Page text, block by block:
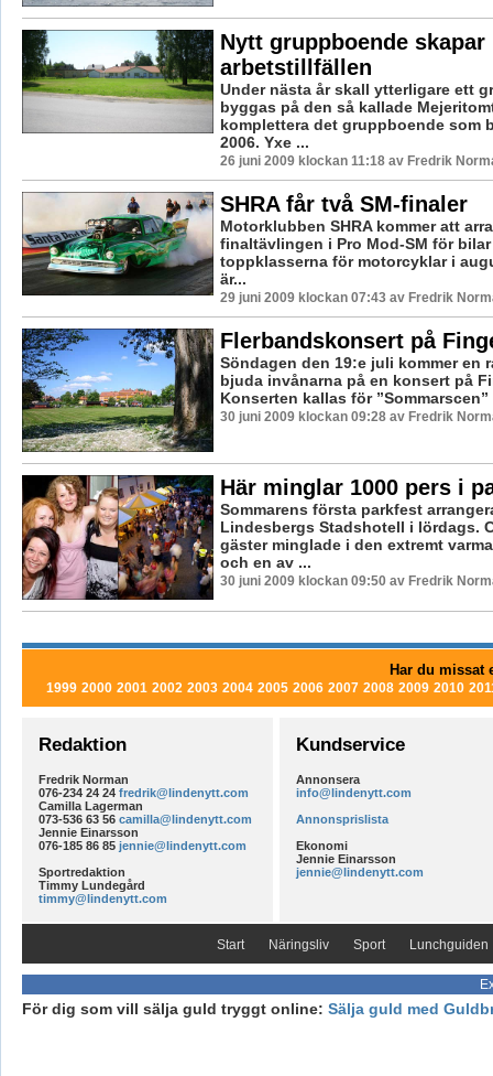
Nytt gruppboende skapar
arbetstillfällen
Under nästa år skall ytterligare ett
byggas på den så kallade
komplettera det gruppboende som
2006. Yxe ...
26 juni 2009 klockan 11:18 av Fredrik
SHRA får två SM-finaler
Motorklubben SHRA kommer att
finaltävlingen i Pro Mod-SM för
toppklasserna för motorcyklar i
är...
29 juni 2009 klockan 07:43 av Fredrik
Flerbandskonsert på
Söndagen den 19:e juli kommer en
bjuda invånarna på en konsert på
Konserten kallas för ”Sommarscen”
30 juni 2009 klockan 09:28 av Fredrik
Här minglar 1000 pers i
Sommarens första parkfest
Lindesbergs Stadshotell i lördags.
gäster minglade i den extremt
och en av ...
30 juni 2009 klockan 09:50 av Fredrik
Har du missat
1999 2000 2001 2002 2003 2004 2005 2006 2007 2008 2009 2010
Redaktion
Fredrik Norman
076-234 24 24 fredrik@lindenytt.com
Camilla Lagerman
073-536 63 56 camilla@lindenytt.com
Jennie Einarsson
076-185 86 85 jennie@lindenytt.com
Sportredaktion
Timmy Lundegård
timmy@lindenytt.com
Kundservice
Annonsera
info@lindenytt.com
Annonsprislista
Ekonomi
Jennie Einarsson
jennie@lindenytt.com
Start Näringsliv Sport Lunchguiden
För dig som vill sälja guld tryggt online: Sälja guld med